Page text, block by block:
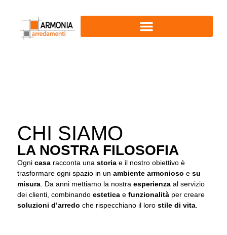
CHI SIAMO
LA NOSTRA FILOSOFIA
Ogni casa racconta una storia e il nostro obiettivo è
trasformare ogni spazio in un ambiente armonioso e su
misura. Da anni mettiamo la nostra esperienza al servizio
dei clienti, combinando estetica e funzionalità per creare
soluzioni d’arredo che rispecchiano il loro stile di vita.